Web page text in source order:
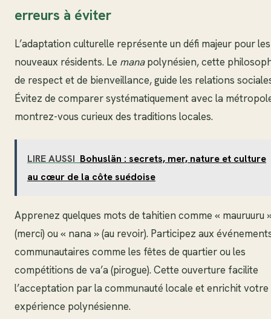
erreurs à éviter
L’adaptation culturelle représente un défi majeur pour les
nouveaux résidents. Le manapolynésien, cette
de respect et de bienveillance, guide les relations
Évitez de comparer systématiquement avec la
montrez-vous curieux des traditions locales.
LIRE AUSSI Bohuslän : secrets, mer, nature et culture
au cœur de la côte suédoise
Apprenez quelques mots de tahitien comme « mauruuru
(merci) ou « nana » (au revoir). Participez aux
communautaires comme les fêtes de quartier ou les
compétitions de va’a (pirogue). Cette ouverture facilite
l’acceptation par la communauté locale et enrichit votre
expérience polynésienne.